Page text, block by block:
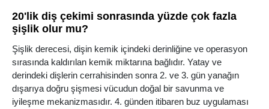
20'lik diş çekimi sonrasında yüzde çok fazla
şişlik olur mu?
Şişlik derecesi, dişin kemik içindeki derinliğine ve operasyon
sırasında kaldırılan kemik miktarına bağlıdır. Yatay ve
derindeki dişlerin cerrahisinden sonra 2. ve 3. gün yanağın
dışarıya doğru şişmesi vücudun doğal bir savunma ve
iyileşme mekanizmasıdır. 4. günden itibaren buz uygulaması